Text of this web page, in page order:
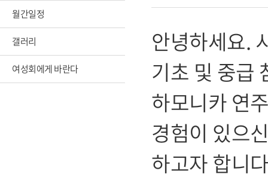
월간일정
갤러리
여성회에게 바란다
안녕하세요.
기초 및 중급
하모니카 연
경험이 있으
하고자 합니